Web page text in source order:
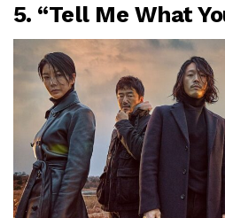
5. “Tell Me What